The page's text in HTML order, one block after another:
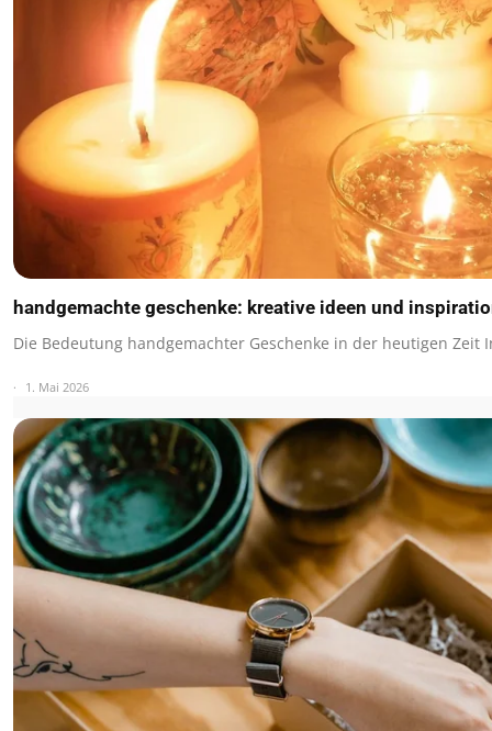
handgemachte geschenke: kreative ideen und
Die Bedeutung handgemachter Geschenke in der heutigen Zeit
1. Mai 2026